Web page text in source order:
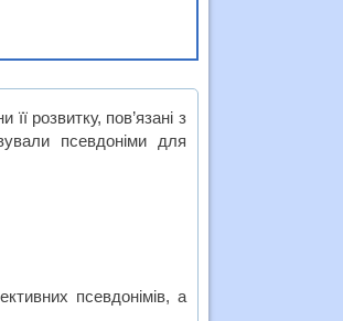
розвитку, пов’язані з
псевдоніми для
псевдонімів, а